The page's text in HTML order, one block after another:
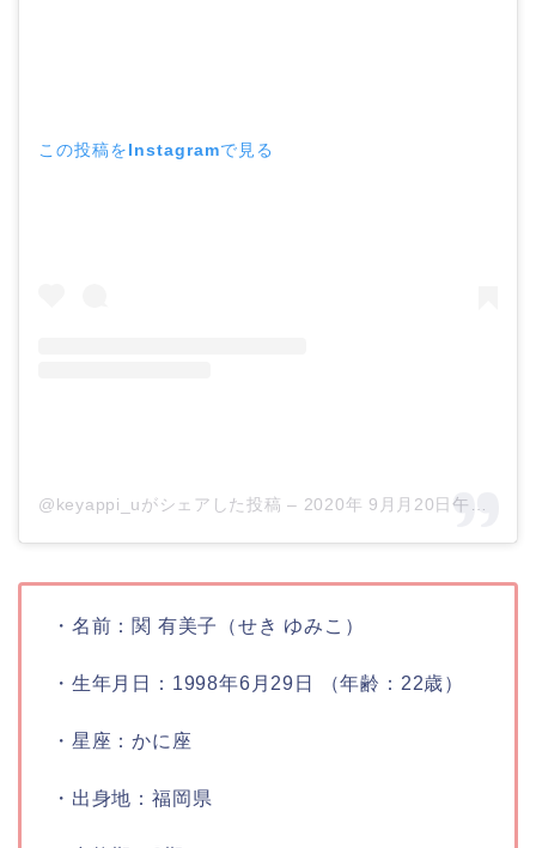
この投稿をInstagramで見る
@keyappi_uがシェアした投稿 – 2020年 9月月20日午前8時53分PDT
・名前： 関 有美子（せき ゆみこ）
・生年月日： 1998年6月29日 （年齢：22歳）
・星座：かに座
・出身地： 福岡県